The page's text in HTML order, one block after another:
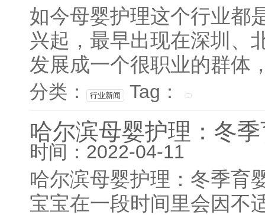
如今母婴护理这个行业都
兴起，最早出现在深圳、
发展成一个很职业的群体
分类： 行业新闻 Tag：
哈尔滨母婴护理：冬
时间：2022-04-11
哈尔滨母婴护理：冬季育
宝宝在一段时间里会因不